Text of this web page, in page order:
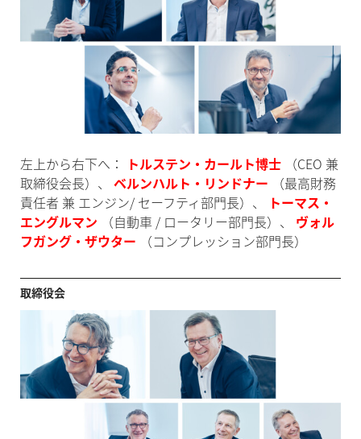
左上から右下へ： トルステン・カールト博士
（CEO 兼
取締役会長）、
ベルンハルト・リンドナー
（最高財務
責任者 兼 エンジン/ セーフティ部門長）、
トーマス・
エングルマン
（自動車 / ロータリー部門長）、
ヴォル
フガング・ザウター
（コンプレッション部門長）
取締役会